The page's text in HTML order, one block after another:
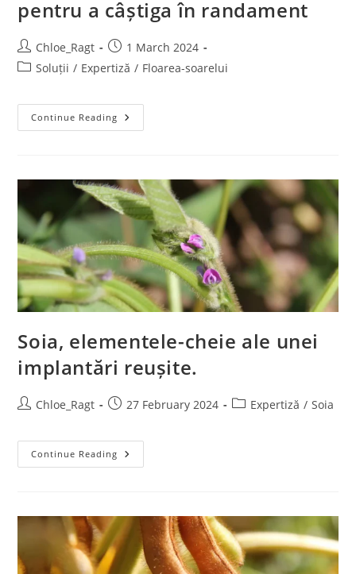
pentru a câștiga în randament
Chloe_Ragt
1 March 2024
Soluții / Expertiză / Floarea-soarelui
Continue Reading
Soia, elementele-cheie ale unei
implantări reușite.
Chloe_Ragt 27 February 2024 Expertiză / Soia
Continue Reading